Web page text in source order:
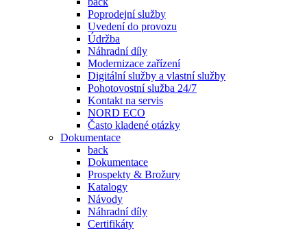
Poprodejní služby
Uvedení do provozu
Údržba
Náhradní díly
Modernizace zařízení
Digitální služby a vlastní služby
Pohotovostní služba 24/7
Kontakt na servis
NORD ECO
Často kladené otázky
Dokumentace
back
Dokumentace
Prospekty & Brožury
Katalogy
Návody
Náhradní díly
Certifikáty